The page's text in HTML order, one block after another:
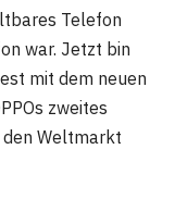
Telefon
war. Jetzt bin
mit dem neuen
zweites
Weltmarkt